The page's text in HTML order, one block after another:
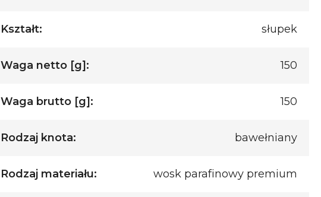
Kształt: słupek
Waga netto [g]: 150
Waga brutto [g]: 150
Rodzaj knota: bawełniany
Rodzaj materiału: wosk parafinowy premium